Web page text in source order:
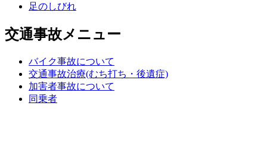
足のしびれ
交通事故メニュー
バイク事故について
交通事故治療(むち打ち・後遺症)
加害者事故について
同乗者